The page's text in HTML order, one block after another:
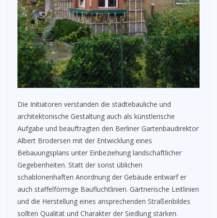
Die Initiatoren verstanden die städtebauliche und
architektonische Gestaltung auch als künstlerische
Aufgabe und beauftragten den Berliner Gartenbaudirektor
Albert Brodersen mit der Entwicklung eines
Bebauungsplans unter Einbeziehung landschaftlicher
Gegebenheiten. Statt der sonst üblichen
schablonenhaften Anordnung der Gebäude entwarf er
auch staffelförmige Baufluchtlinien. Gärtnerische Leitlinien
und die Herstellung eines ansprechenden Straßenbildes
sollten Qualität und Charakter der Siedlung stärken.